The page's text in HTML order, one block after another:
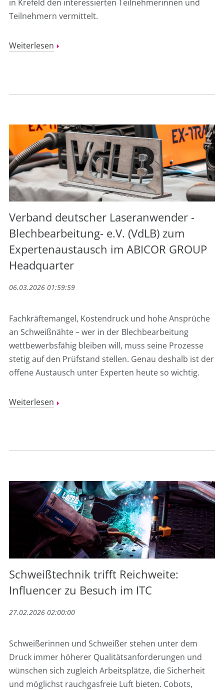
in Krefeld den interessierten Teilnehmerinnen und
Teilnehmern vermittelt.
Weiterlesen
Verband deutscher Laseranwender -
Blechbearbeitung- e.V. (VdLB) zum
Expertenaustausch im ABICOR GROUP
Headquarter
06.03.2026 01:59:59
Fachkräftemangel, Kostendruck und hohe Ansprüche
an Schweißnähte – wer in der Blechbearbeitung
wettbewerbsfähig bleiben will, muss seine Prozesse
stetig auf den Prüfstand stellen. Genau deshalb ist der
offene Austausch unter Experten heute so wichtig.
Weiterlesen
Schweißtechnik trifft Reichweite:
Influencer zu Besuch im ITC
27.02.2026 02:00:00
Schweißerinnen und Schweißer stehen unter dem
Druck immer höherer Qualitätsanforderungen und
wünschen sich zugleich Arbeitsplätze, die Sicherheit
und möglichst rauchgasfreie Luft bieten. Cobots,